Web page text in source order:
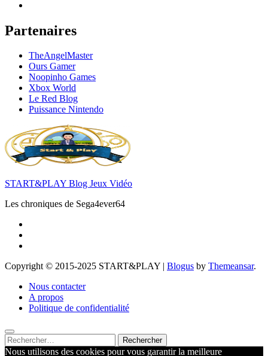
Partenaires
TheAngelMaster
Ours Gamer
Noopinho Games
Xbox World
Le Red Blog
Puissance Nintendo
START&PLAY Blog Jeux Vidéo
Les chroniques de Sega4ever64
Copyright © 2015-2025 START&PLAY | Blogus by Themeansar.
Nous contacter
A propos
Politique de confidentialité
Rechercher :
Nous utilisons des cookies pour vous garantir la meilleure